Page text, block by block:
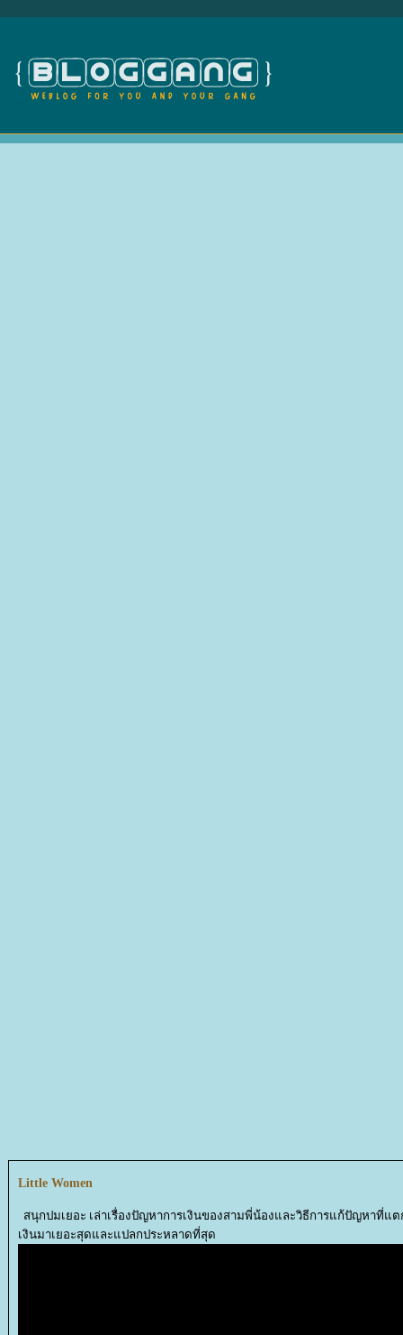
Little Women
สนุกปมเยอะ เล่าเรื่องปัญหาการเงินของสามพี่น้องและวิธีการแก้ปัญหาที่แ
เงินมาเยอะสุดและแปลกประหลาดที่สุด